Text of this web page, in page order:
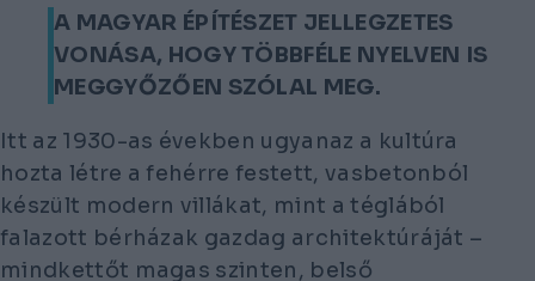
A MAGYAR ÉPÍTÉSZET JELLEGZETES
VONÁSA, HOGY TÖBBFÉLE NYELVEN IS
MEGGYŐZŐEN SZÓLAL MEG.
Itt az 1930-as években ugyanaz a kultúra
hozta létre a fehérre festett, vasbetonból
készült modern villákat, mint a téglából
falazott bérházak gazdag architektúráját –
mindkettőt magas szinten, belső